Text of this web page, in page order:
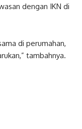
dengan IKN di
di perumahan,
tambahnya.